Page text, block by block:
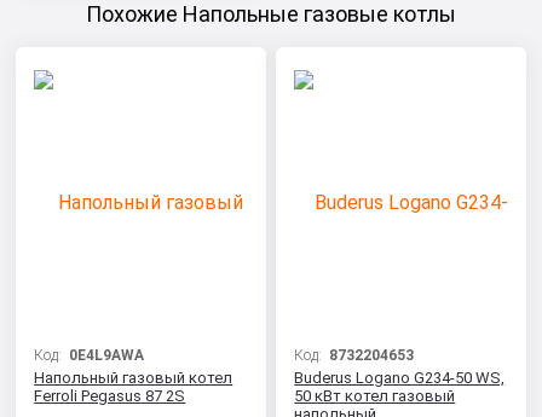
Похожие Напольные газовые котлы
Код: 0E4L9AWA
Напольный газовый котел
Ferroli Pegasus 87 2S
Код: 8732204653
Buderus Logano G234-50 WS,
50 кВт котел газовый